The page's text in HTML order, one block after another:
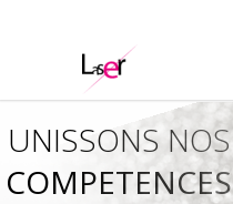
COMPETENCES
UNISSONS NOS